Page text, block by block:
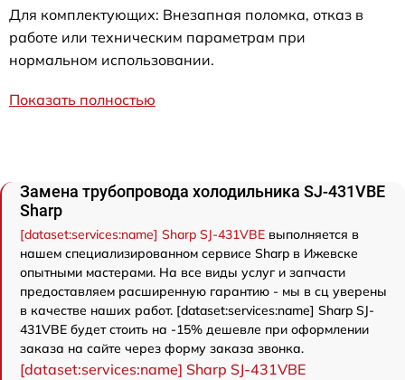
Для комплектующих: Внезапная поломка, отказ в
работе или техническим параметрам при
нормальном использовании.
Показать полностью
Замена трубопровода холодильника SJ-431VBE
Sharp
[dataset:services:name] Sharp SJ-431VBE выполняется в
нашем специализированном сервисе Sharp в Ижевске
опытными мастерами. На все виды услуг и запчасти
предоставляем расширенную гарантию - мы в сц уверены
в качестве наших работ. [dataset:services:name] Sharp SJ-
431VBE будет стоить на -15% дешевле при оформлении
заказа на сайте через форму заказа звонка.
[dataset:services:name] Sharp SJ-431VBE